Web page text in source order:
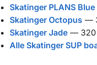
Skatinger PLANS Blue
Skatinger Octopus —
Skatinger Jade—
Alle Skatinger SUP